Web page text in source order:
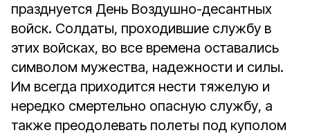
празднуется День Воздушно-десантных
войск. Солдаты, проходившие службу в
этих войсках, во все времена оставались
символом мужества, надежности и силы.
Им всегда приходится нести тяжелую и
нередко смертельно опасную службу, а
также преодолевать полеты под куполом